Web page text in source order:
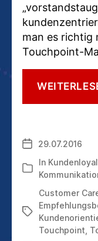
man es richtig
Touchpoint-
29.07.2016
Kategorien
In
Schlagwörter
Customer
Touchpoint